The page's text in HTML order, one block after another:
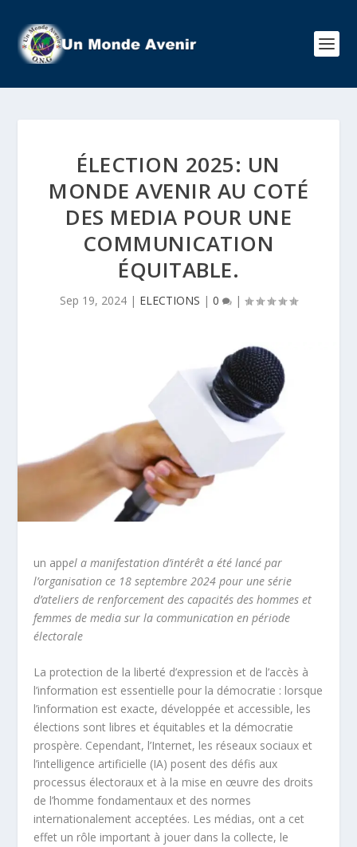
ÉLECTION 2025: UN
MONDE AVENIR AU COTÉ
DES MEDIA POUR UNE
COMMUNICATION
ÉQUITABLE.
Sep 19, 2024 | ELECTIONS | 0 |
un appel a manifestation d’intérêt a été lancé par
l’organisation ce 18 septembre 2024 pour une série
d’ateliers de renforcement des capacités des hommes et
femmes de media sur la communication en période
électorale
La protection de la liberté d’expression et de l’accès à
l’information est essentielle pour la démocratie : lorsque
l’information est exacte, développée et accessible, les
élections sont libres et équitables et la démocratie
prospère. Cependant, l’Internet, les réseaux sociaux et
l’intelligence artificielle (IA) posent des défis aux
processus électoraux et à la mise en œuvre des droits
de l’homme fondamentaux et des normes
internationalement acceptées. Les médias, ont a cet
effet un rôle important à jouer dans la collecte, le